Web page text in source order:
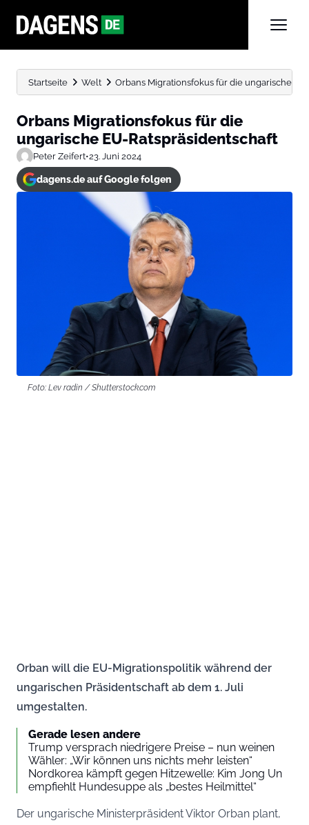
Startseite Welt Orbans Migrationsfokus für die ungarische
Orbans Migrationsfokus für die
ungarische EU-Ratspräsidentschaft
Peter Zeifert•23. Juni 2024
dagens.de auf Google folgen
Foto: Lev radin / Shutterstock.com
Orban will die EU-Migrationspolitik während der
ungarischen Präsidentschaft ab dem 1. Juli
umgestalten.
Gerade lesen andere
Trump versprach niedrigere Preise – nun weinen
Wähler: „Wir können uns nichts mehr leisten“
Nordkorea kämpft gegen Hitzewelle: Kim Jong Un
empfiehlt Hundesuppe als „bestes Heilmittel“
Der ungarische Ministerpräsident Viktor Orban plant,